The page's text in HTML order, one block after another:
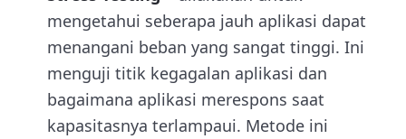
mengetahui seberapa jauh aplikasi dapat
menangani beban yang sangat tinggi. Ini
menguji titik kegagalan aplikasi dan
bagaimana aplikasi merespons saat
kapasitasnya terlampaui. Metode ini